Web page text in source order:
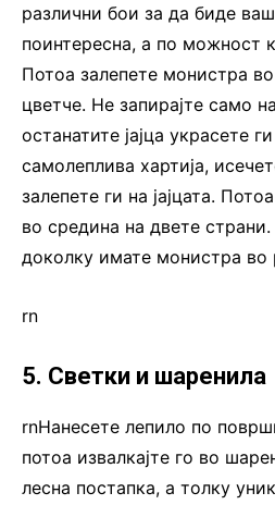
различни бои за да биде
поинтересна, а по можност
Потоа залепете монистра
цветче. Не запирајте само
останатите јајца украсете
самолеплива хартија,
залепете ги на јајцата.
во средина на двете
доколку имате монистра во
rn
5. Светки и шаренила
rnНанесете лепило по
потоа извалкајте го во
лесна постапка, а толку